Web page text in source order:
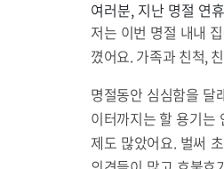
여러분, 지난 명절 연
저는 이번 명절 내내
꼈어요. 가족과 친척,
명절동안 심심함을 달
이터까지는 할 용기는
제도 많았어요. 벌써